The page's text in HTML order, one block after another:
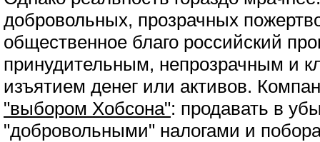
добровольных, прозрачных
общественное благо российский
принудительным, непрозрачным и
изъятием денег или активов.
"выбором Хобсона": продавать в
"добровольными" налогами и